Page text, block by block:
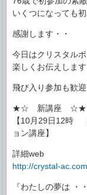
いくつになっても
感謝します・・
今日はクリスタル
楽しくお伝えします
飛び入り参加も歓迎
★☆ 新講座 ☆★
【10月29日12時
ョン講座】
詳細web
http://crystal-
『わたしの夢は ・